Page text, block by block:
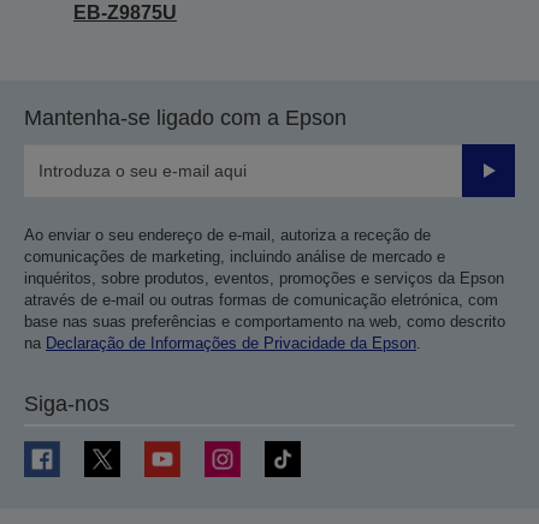
EB-Z9875U
Mantenha-se ligado com a Epson
Enviar
Ao enviar o seu endereço de e-mail, autoriza a receção de
comunicações de marketing, incluindo análise de mercado e
inquéritos, sobre produtos, eventos, promoções e serviços da Epson
através de e-mail ou outras formas de comunicação eletrónica, com
base nas suas preferências e comportamento na web, como descrito
na Declaração de Informações de Privacidade da Epson.
Siga-nos